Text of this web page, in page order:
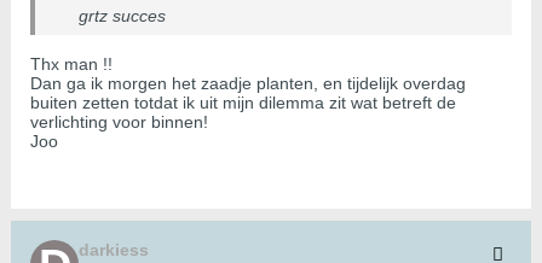
grtz succes
Thx man !!
Dan ga ik morgen het zaadje planten, en tijdelijk overdag
buiten zetten totdat ik uit mijn dilemma zit wat betreft de
verlichting voor binnen!
Joo
darkiess